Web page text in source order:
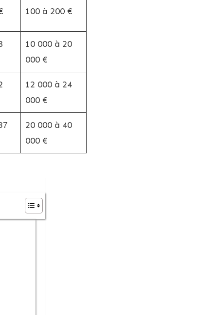
100 à 200 €
10 000 à 20
000 €
12 000 à 24
000 €
20 000 à 40
000 €